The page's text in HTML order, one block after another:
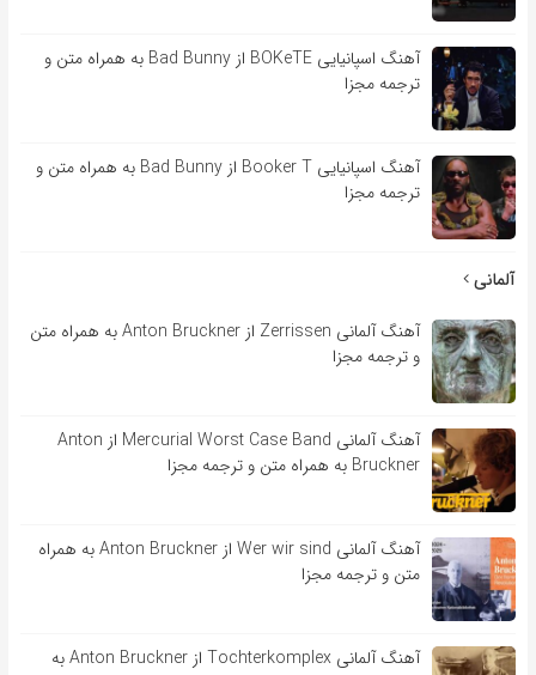
آهنگ اسپانیایی BOKeTE از Bad Bunny به همراه متن و
ترجمه مجزا
آهنگ اسپانیایی Booker T از Bad Bunny به همراه متن و
ترجمه مجزا
آلمانی
آهنگ آلمانی Zerrissen از Anton Bruckner به همراه متن
و ترجمه مجزا
آهنگ آلمانی Mercurial Worst Case Band از Anton
Bruckner به همراه متن و ترجمه مجزا
آهنگ آلمانی Wer wir sind از Anton Bruckner به همراه
متن و ترجمه مجزا
آهنگ آلمانی Tochterkomplex از Anton Bruckner به